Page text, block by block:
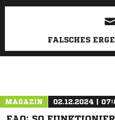
FALSCHES
MAGAZIN 02.12.2024 |